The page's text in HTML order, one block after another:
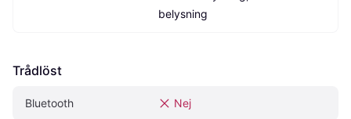
belysning
Trådlöst
Bluetooth Nej